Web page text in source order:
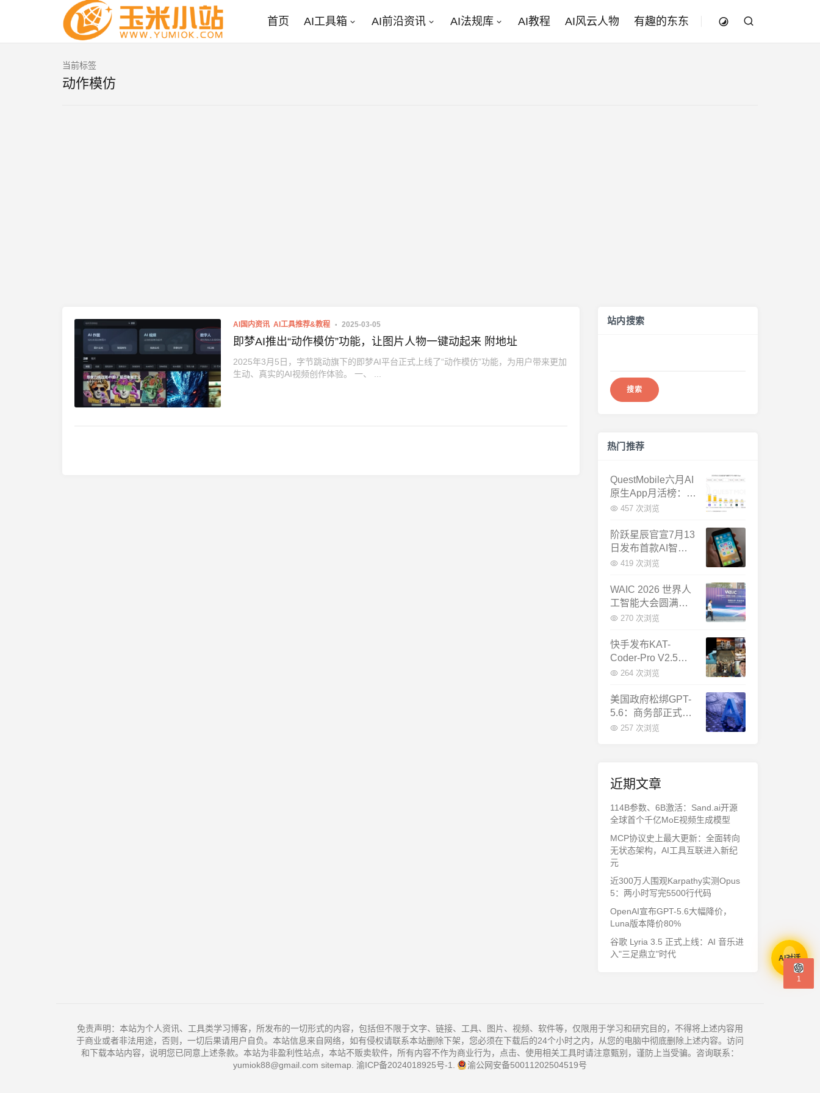
首页 AI工具箱 AI前沿资讯 AI法规库 AI教程 AI风云人物 有趣的东东
当前标签
动作模仿
AI国内资讯 AI工具推荐&教程 2025-03-05
即梦AI推出“动作模仿”功能，让图片人物一键动起来 附地址
2025年3月5日，字节跳动旗下的即梦AI平台正式上线了“动作模仿”功能，为用户带来更加
生动、真实的AI视频创作体验。 一、 ...
站内搜索
热门推荐
QuestMobile六月AI
原生App月活榜：豆
包3.8亿断层第一，
倍
457 次浏览
阶跃星辰官宣7月13
日发布首款AI智能
体终端：大模型公
419 次浏览
WAIC 2026 世界人
工智能大会圆满闭
幕：多项重磅成果
球AI合作新中心
270 次浏览
快手发布KAT-
Coder-Pro V2.5：
首个能端到端跑通
编程模型
264 次浏览
美国政府松绑GPT-
5.6：商务部正式放
行，OpenAI本周全
257 次浏览
近期文章
114B参数、6B激活：Sand.ai开源
全球首个千亿MoE视频生成模型
MCP协议史上最大更新：全面转向
无状态架构，AI工具互联进入新纪
元
近300万人围观Karpathy实测Opus
5：两小时写完5500行代码
OpenAI宣布GPT-5.6大幅降价，
Luna版本降价80%
谷歌 Lyria 3.5 正式上线：AI 音乐进
入"三足鼎立"时代
免责声明：本站为个人资讯、工具类学习博客，所发布的一切形式的内容，包括但不限于文字、链接、工具、图片、视频、软件等，仅限用于学习和研究目的，不得将上述内容用
于商业或者非法用途，否则，一切后果请用户自负。本站信息来自网络，如有侵权请联系本站删除下架，您必须在下载后的24个小时之内，从您的电脑中彻底删除上述内容。访问
和下载本站内容，说明您已同意上述条款。本站为非盈利性站点，本站不贩卖软件，所有内容不作为商业行为，点击、使用相关工具时请注意甄别，谨防上当受骗。咨询联系：
yumiok88@gmail.com sitemap 渝ICP备2024018925号-1 渝公网安备50011202504519号
1
AI对话